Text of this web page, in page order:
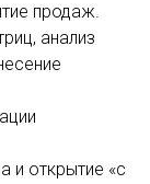
продаж.
анализ
и открытие «с